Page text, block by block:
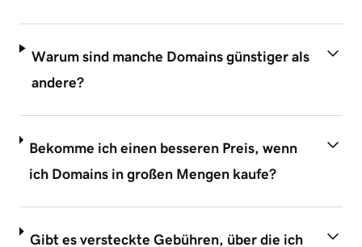
Warum sind manche Domains günstiger als
andere?
Bekomme ich einen besseren Preis, wenn
ich Domains in großen Mengen kaufe?
Gibt es versteckte Gebühren, über die ich